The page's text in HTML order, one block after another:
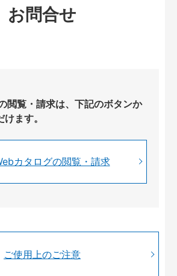
お問合せ
閲覧・請求は、下記のボタンか
ます。
カタログの閲覧・請求
ご使用上のご注意